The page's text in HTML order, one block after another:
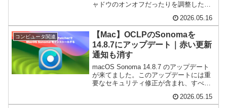
ャドウのオンオフだったりを調整したい
2026.05.16
コンピュータ関連
【Mac】OCLPのSonomaを
14.8.7にアップデート｜赤い更新
通知も消す
macOS Sonoma 14.8.7 のアップデート
が来てました。このアップデートには重
要なセキュリティ修正が含まれ、すべて
2026.05.15